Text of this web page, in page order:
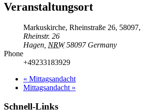
Veranstaltungsort
Markuskirche, Rheinstraße 26, 58097,
Rheinstr. 26
Hagen NRW 58097 Germany
Phone
+49233183929
« Mittagsandacht
Mittagsandacht »
Schnell-Links